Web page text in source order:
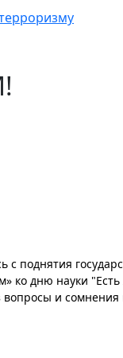
поднятия
ко дню науки
вопросы и